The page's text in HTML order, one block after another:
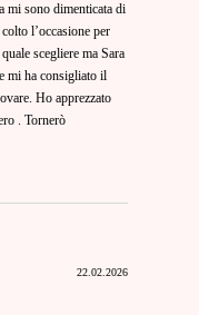
mi sono dimenticata di
l’occasione per
scegliere ma Sara
mi ha consigliato il
Ho apprezzato
. Tornerò
22.02.2026